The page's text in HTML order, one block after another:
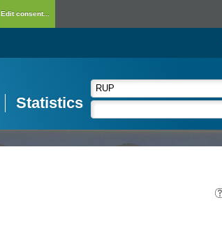
Edit consent...
Statistics